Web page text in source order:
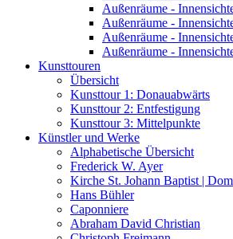
Außenräume -
Außenräume -
Außenräume -
Außenräume -
Kunsttouren
Übersicht
Kunsttour 1: Donauabwärts
Kunsttour 2: Entfestigung
Kunsttour 3: Mittelpunkte
Künstler und Werke
Alphabetische Übersicht
Frederick W. Ayer
Kirche St. Johann Baptist |
Hans Bühler
Caponniere
Abraham David Christian